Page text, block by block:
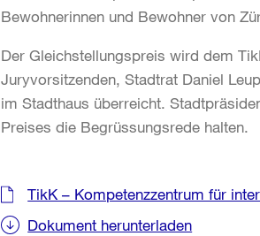
Bewohnerinnen und Bewohner von
Der Gleichstellungspreis wird dem
Juryvorsitzenden, Stadtrat Daniel
im Stadthaus überreicht.
Preises die Begrüssungsrede halten.
Weitere
Informationen
TikK – Kompetenzzentrum für
Dokument herunterladen